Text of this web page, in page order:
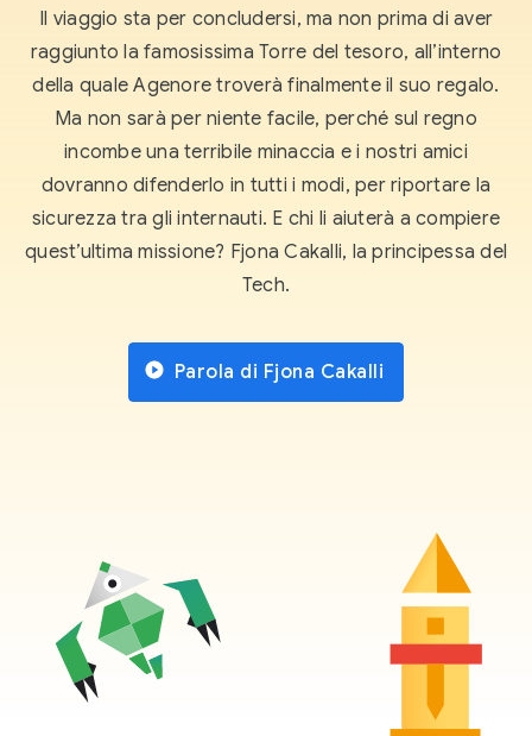
Il viaggio sta per concludersi, ma non prima di aver
raggiunto la famosissima Torre del tesoro, all’interno
della quale Agenore troverà finalmente il suo regalo.
Ma non sarà per niente facile, perché sul regno
incombe una terribile minaccia e i nostri amici
dovranno difenderlo in tutti i modi, per riportare la
sicurezza tra gli internauti. E chi li aiuterà a compiere
quest’ultima missione? Fjona Cakalli, la principessa del
Tech.
Parola di Fjona Cakalli